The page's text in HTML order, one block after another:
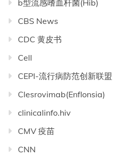
b型流感嗜血杆菌(Hib)
CBS News
CDC 黄皮书
Cell
CEPI-流行病防范创新联盟
Clesrovimab(Enflonsia)
clinicalinfo.hiv
CMV 疫苗
CNN